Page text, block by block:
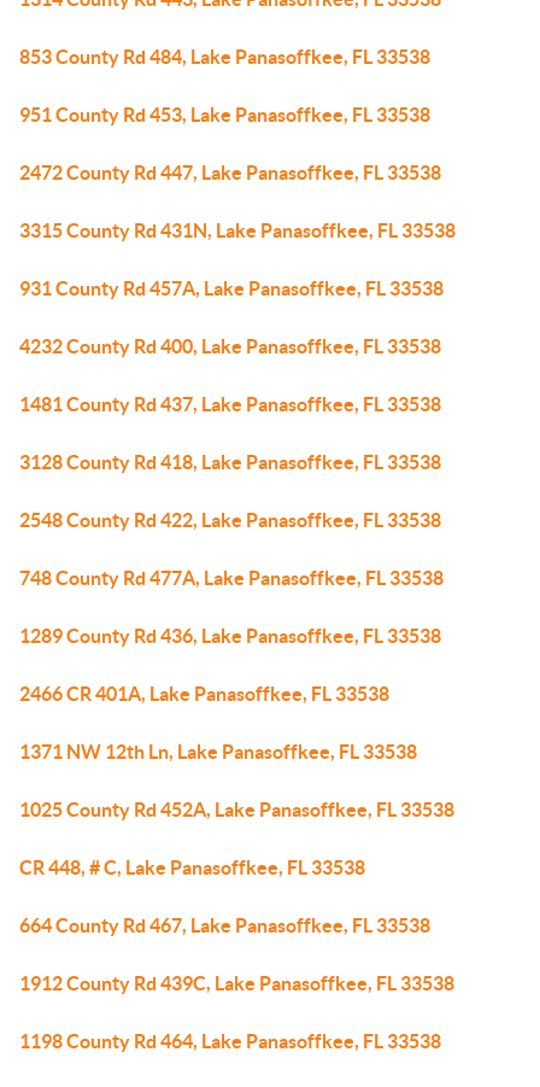
853 County Rd 484, Lake Panasoffkee, FL 33538
951 County Rd 453, Lake Panasoffkee, FL 33538
2472 County Rd 447, Lake Panasoffkee, FL 33538
3315 County Rd 431N, Lake Panasoffkee, FL 33538
931 County Rd 457A, Lake Panasoffkee, FL 33538
4232 County Rd 400, Lake Panasoffkee, FL 33538
1481 County Rd 437, Lake Panasoffkee, FL 33538
3128 County Rd 418, Lake Panasoffkee, FL 33538
2548 County Rd 422, Lake Panasoffkee, FL 33538
748 County Rd 477A, Lake Panasoffkee, FL 33538
1289 County Rd 436, Lake Panasoffkee, FL 33538
2466 CR 401A, Lake Panasoffkee, FL 33538
1371 NW 12th Ln, Lake Panasoffkee, FL 33538
1025 County Rd 452A, Lake Panasoffkee, FL 33538
CR 448, # C, Lake Panasoffkee, FL 33538
664 County Rd 467, Lake Panasoffkee, FL 33538
1912 County Rd 439C, Lake Panasoffkee, FL 33538
1198 County Rd 464, Lake Panasoffkee, FL 33538